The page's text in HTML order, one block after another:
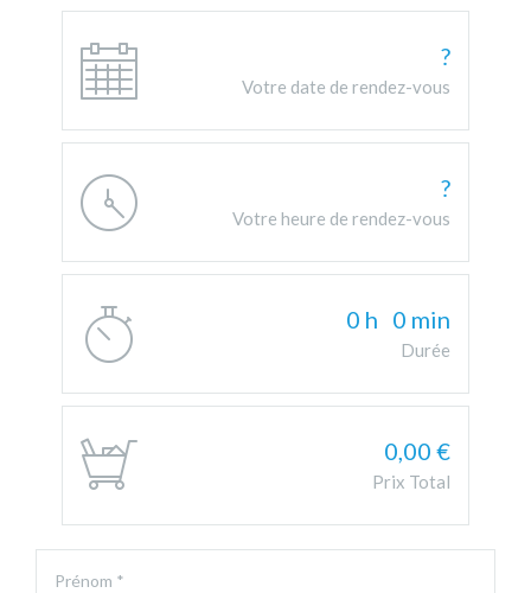
?
Votre date de rendez-vous
?
Votre heure de rendez-vous
0 h 0 min
Durée
0,00 €
Prix Total
Prénom *